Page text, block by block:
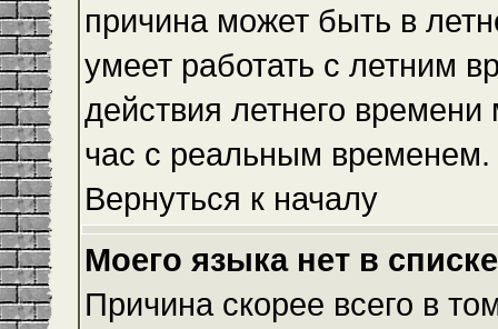
причина может быть в
умеет работать с летним
действия летнего
час с реальным временем.
Вернуться к началу
Моего языка нет в
Причина скорее всего в